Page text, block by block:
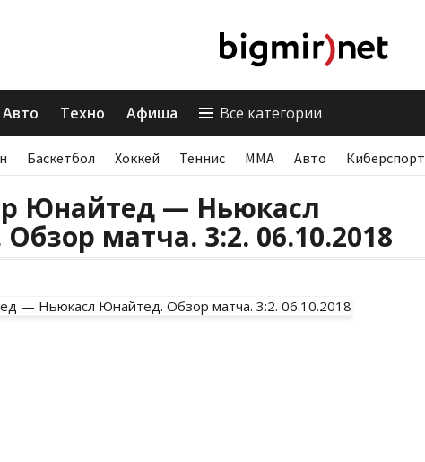
Авто Техно Афиша Все категории
Баскетбол Хоккей Теннис ММА Авто Киберспорт
Юнайтед — Ньюкасл
матча. 3:2. 06.10.2018